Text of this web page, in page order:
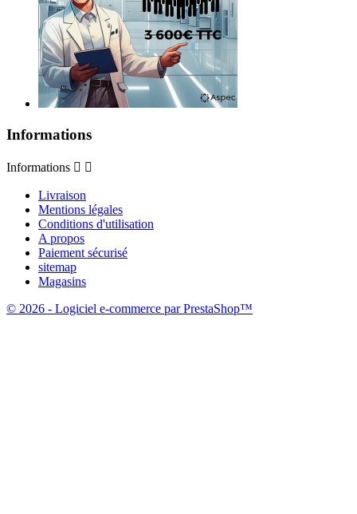
Informations
Informations  
Livraison
Mentions légales
Conditions d'utilisation
A propos
Paiement sécurisé
sitemap
Magasins
© 2026 - Logiciel e-commerce par PrestaShop™